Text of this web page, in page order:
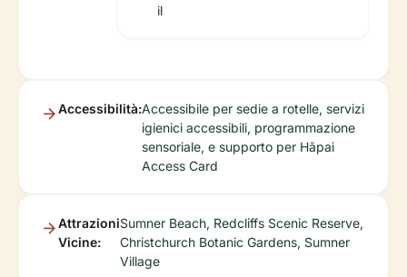
il
Accessibilità:Accessibile per sedie a rotelle, servizi
igienici accessibili, programmazione
sensoriale, e supporto per Hāpai
Access Card
Attrazioni
Vicine:
Sumner Beach, Redcliffs Scenic Reserve,
Christchurch Botanic Gardens, Sumner
Village